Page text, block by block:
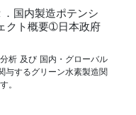
国内製造ポテンシ
クト概要➀日本政府
析 及び 国内・グローバル
与するグリーン水素製造関
。